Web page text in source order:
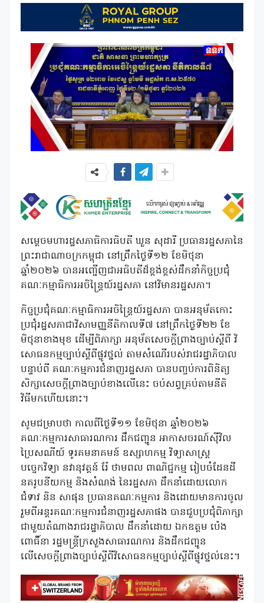
សម្តេចមហារដ្ឋសភាធិការធិបតី ឃួន សុដារី ប្រធានរដ្ឋសភានៃ
ព្រះរាជាណាចក្រកម្ពុជា នៅព្រឹកថ្ងៃទី១២ ខែមិថុនា
ឆ្នាំ២០២៦ បានអញ្ជើញជាអធិបតីដ៏ខ្ពង់ខ្ពស់ដឹកនាំកិច្ចប្រជុំ
គណៈកម្មាធិការអចិន្ត្រៃយ៍រដ្ឋសភា នៅវិមានរដ្ឋសភា។
កិច្ចប្រជុំគណៈកម្មាធិការអចិន្ត្រៃយ៍រដ្ឋសភា បានអនុម័តកោះ
ប្រជុំរដ្ឋសភាជាវិសាមញ្ញនីតិកាលទី៧ នៅព្រឹកថ្ងៃទី២២ ខែ
មិថុនាខាងមុខ ដើម្បីពិភាក្សា អនុម័តសេចក្តីព្រាងច្បាប់ស្តីពី វិ
សោធនកម្មច្បាប់ស្តីពីផ្លូវថ្នល់ តាមសំណើរបស់រាជរដ្ឋាភិបាល
បន្ទាប់ពី គណៈកម្មការជំនាញរដ្ឋសភា បានបញ្ចប់ការពិនិត្យ
សិក្សាសេចក្តីព្រាងច្បាប់ខាងលើនេះ ចប់សព្វគ្រប់តាមនីតិ
វិធីមកហើយនោះ។
សូមជម្រាបថា កាលពីថ្ងៃទី១១ ខែមិថុនា ឆ្នាំ២០២៦
គណៈកម្មការសាធារណការ ដឹកជញ្ជូន អាកាសចរណ៍ស៊ីវិល
ប្រៃសណីយ៍ ទូរគមនាគមន៍ ឧស្សាហកម្ម វិទ្យាសាស្ត្រ
បច្ចេកវិទ្យា នវានុវត្តន៍ រ៉ែ ថាមពល ពាណិជ្ជកម្ម រៀបចំដែនដី
នគរូបនីយកម្ម និងសំណង់ នៃរដ្ឋសភា ដឹកនាំដោយលោក
ជំទាវ និន សាផុន ប្រធានគណៈកម្មការ និងដោយមានការចូល
រួមពីអន្តរគណៈកម្មការជំនាញរដ្ឋសភាផង បានជួបប្រជុំពិភាក្សា
ជាមួយតំណាងរាជរដ្ឋាភិបាល ដឹកនាំដោយ ឯកឧត្តម ប៉េង
ពោធិ៍នា រដ្ឋមន្ត្រីក្រសួងសាធារណការ និងដឹកជញ្ជូន
លើសេចក្តីព្រាងច្បាប់ស្តីពីវិសោធនកម្មច្បាប់ស្តីពីផ្លូវថ្នល់នេះ។